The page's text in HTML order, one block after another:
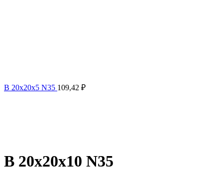
B 20x20x5 N35 109,42 ₽
B 20x20x10 N35